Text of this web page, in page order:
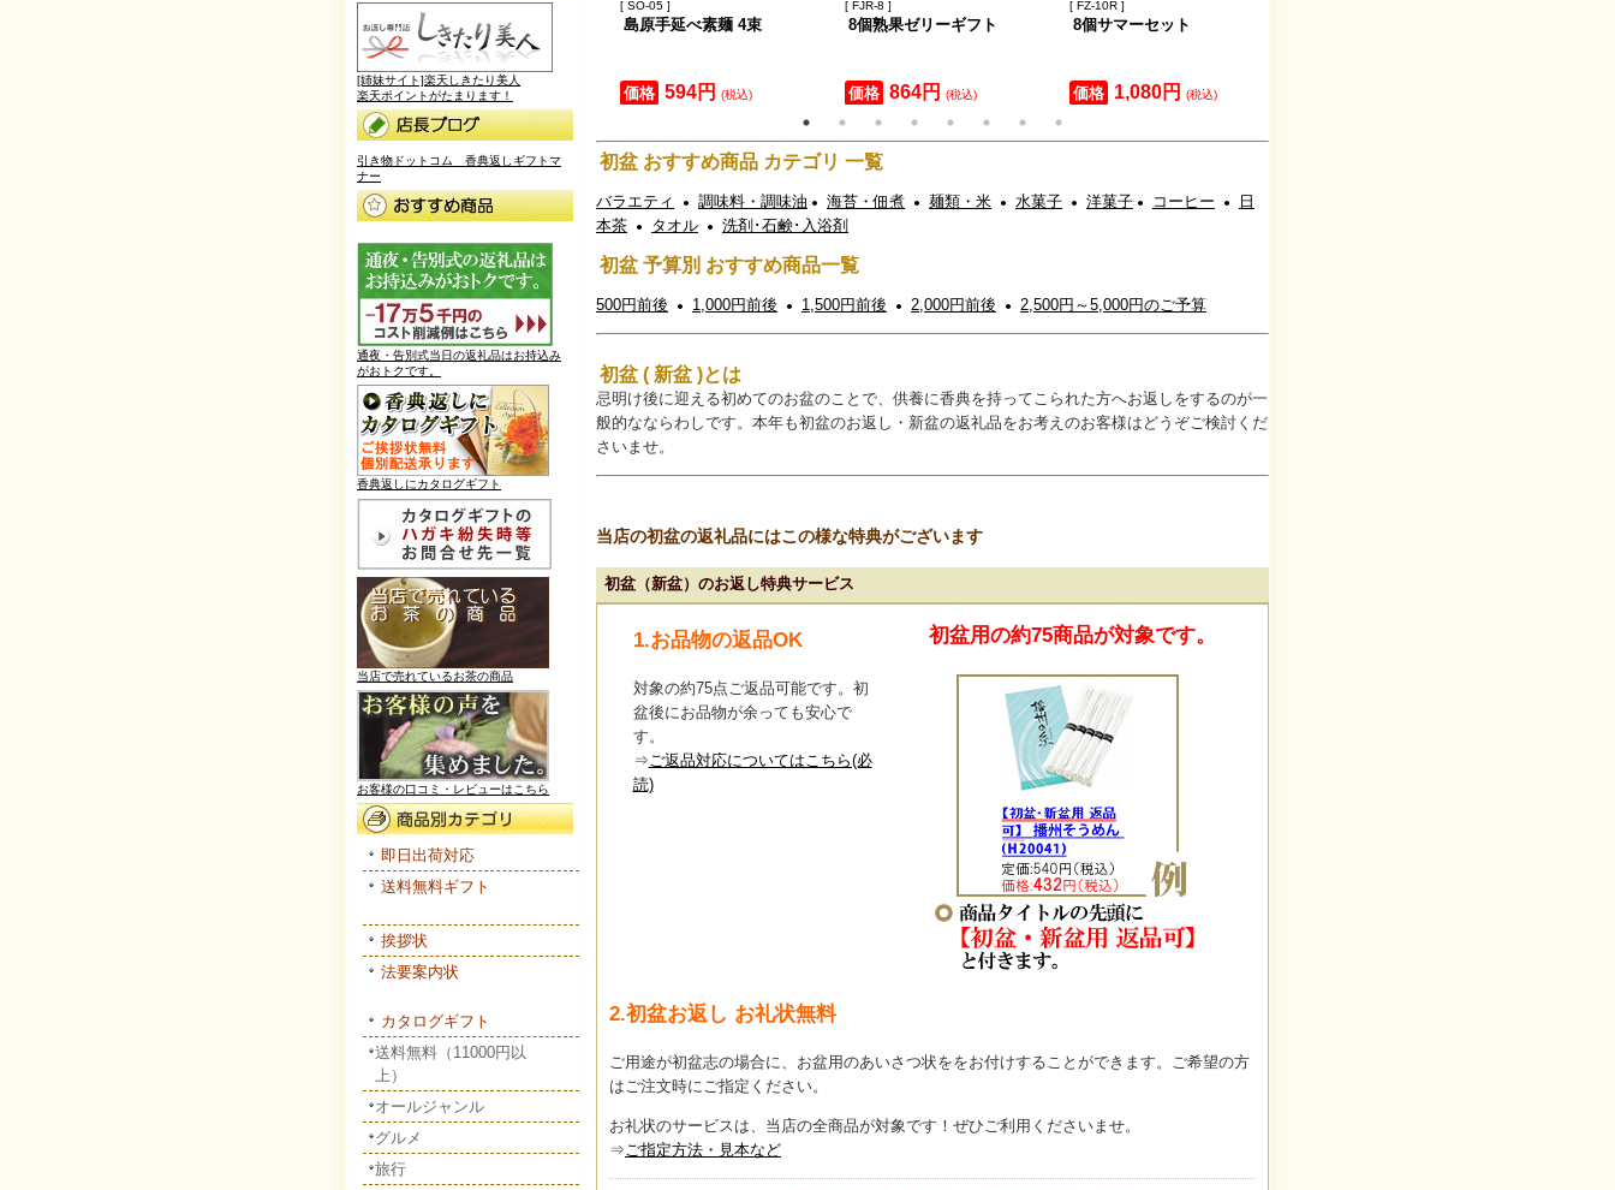
[ H20337 ]
調味料セット
価格 1,620円
[ SO-05 ]
島原手延べ素麺 4束
価格 594円 (税込)
[ FJR-8 ]
8個熟果ゼリーギフト
価格 864円 (税込)
[ FZ-10R ]
8個サマーセット
価格 1,080円 (税込)
初盆 おすすめ商品 カテゴリ 一覧
バラエティ 調味料・調味油 海苔・佃煮 麺類・米 水菓子 洋菓子 コーヒー
日
本茶
タオル 洗剤･石鹸･入浴剤
初盆 予算別 おすすめ商品一覧
500円前後 1,000円前後 1,500円前後 2,000円前後 2,500円～5,000円のご予算
初盆 ( 新盆 )とは
忌明け後に迎える初めてのお盆のことで、供養に香典を持ってこられた方へお返しをするのが一
般的なならわしです。本年も初盆のお返し・新盆の返礼品をお考えのお客様はどうぞご検討くだ
さいませ。
当店の初盆の返礼品にはこの様な特典がございます
初盆（新盆）のお返し特典サービス
1.お品物の返品OK
対象の約75点ご返品可能です。初
盆後にお品物が余っても安心で
す。
⇒ご返品対応についてはこちら(必
読)
初盆用の約75商品が対象です。
2.初盆お返し お礼状無料
ご用途が初盆志の場合に、お盆用のあいさつ状ををお付けすることができます。ご希望の方
はご注文時にご指定ください。
お礼状のサービスは、当店の全商品が対象です！ぜひご利用くださいませ。
⇒ ご指定方法・見本など
[姉妹サイト]楽天しきたり美人
楽天ポイントがたまります！
引き物ドットコム 香典返しギフトマ
ナー
通夜・告別式当日の返礼品はお持込み
がおトクです。
香典返しにカタログギフト
当店で売れているお茶の商品
お客様の口コミ・レビューはこちら
即日出荷対応
送料無料ギフト
挨拶状
法要案内状
カタログギフト
送料無料（11000円以
上）
オールジャンル
グルメ
旅行